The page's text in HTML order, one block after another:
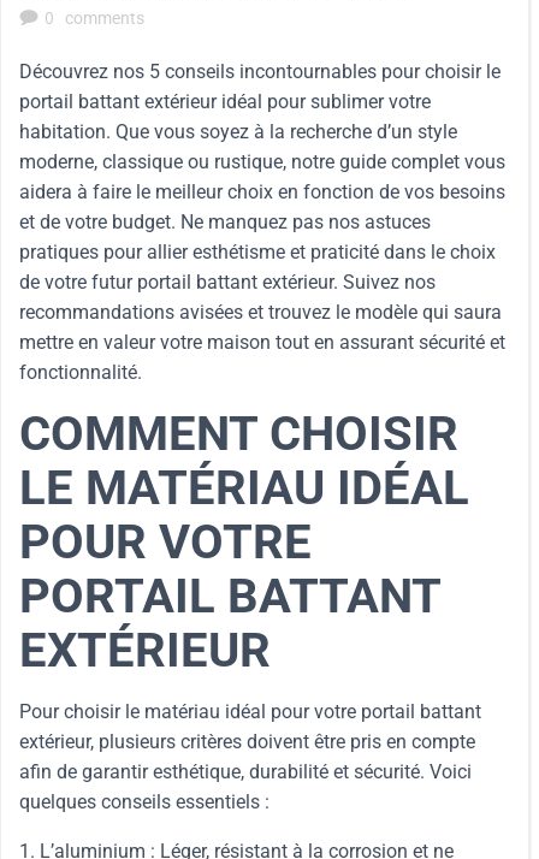
0
comments
Découvrez nos 5 conseils incontournables pour choisir le
portail battant extérieur idéal pour sublimer votre
habitation. Que vous soyez à la recherche d’un style
moderne, classique ou rustique, notre guide complet vous
aidera à faire le meilleur choix en fonction de vos besoins
et de votre budget. Ne manquez pas nos astuces
pratiques pour allier esthétisme et praticité dans le choix
de votre futur portail battant extérieur. Suivez nos
recommandations avisées et trouvez le modèle qui saura
mettre en valeur votre maison tout en assurant sécurité et
fonctionnalité.
COMMENT CHOISIR
LE MATÉRIAU IDÉAL
POUR VOTRE
PORTAIL BATTANT
EXTÉRIEUR
Pour choisir le matériau idéal pour votre portail battant
extérieur, plusieurs critères doivent être pris en compte
afin de garantir esthétique, durabilité et sécurité. Voici
quelques conseils essentiels :
1. L’aluminium : Léger, résistant à la corrosion et ne